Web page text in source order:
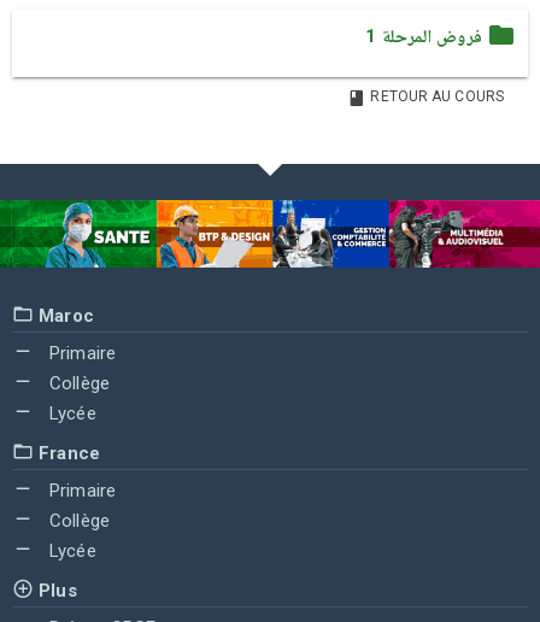
فروض المرحلة 1
RETOUR AU COURS
Maroc
Primaire
Collège
Lycée
France
Primaire
Collège
Lycée
Plus